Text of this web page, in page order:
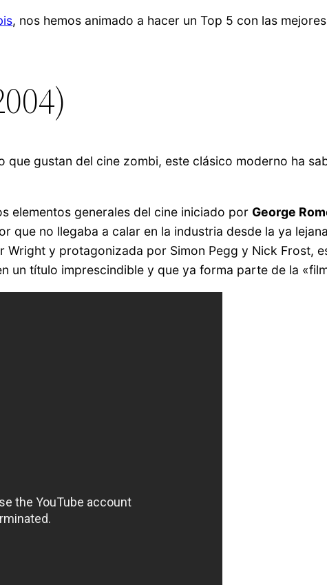
, nos hemos animado a hacer un Top 5 con las
gustan del cine zombi, este clásico moderno ha
elementos generales del cine iniciado por George
que no llegaba a calar en la industria desde la ya
Wright y protagonizada por Simon Pegg y Nick Frost,
un título imprescindible y que ya forma parte de la